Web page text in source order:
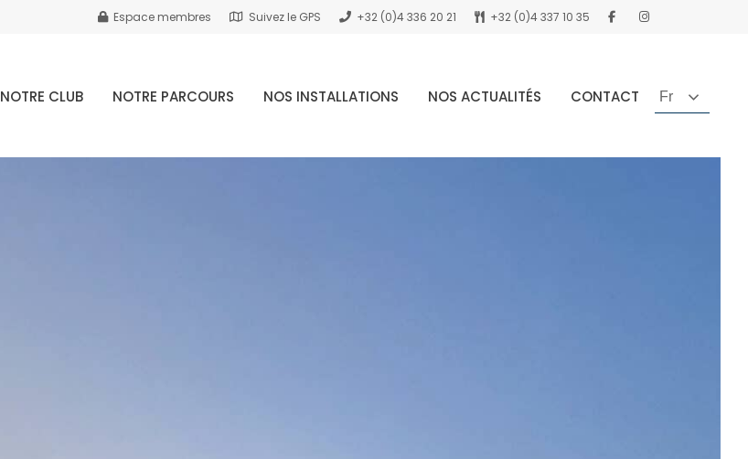
Espace membres Suivez le GPS +32 (0)4 336 20 21 +32 (0)4 337 10 35
NOTRE CLUB NOTRE PARCOURS NOS INSTALLATIONS NOS ACTUALITÉS CONTACT Fr